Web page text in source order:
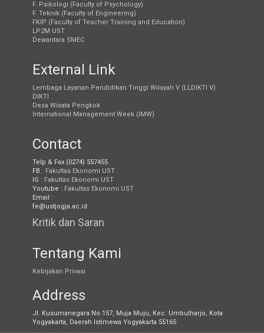
F. Psikologi (Faculty of Psychology)
F. Teknik (Faculty of Engineering)
FKIP (Faculty of Teacher Training and Education)
LP2M UST
Dewantara SMEC
External Link
Lembaga Layanan Pendidikan Tinggi Wilayah V (LLDIKTI V)
DIKTI
Desa Wisata Pengkok
International Management Week (IMW)
Contact
Telp & Fax (0274) 557455
FB : Fakultas Ekonomi UST
IG : Fakultas Ekonomi UST
Youtube : Fakultas Ekonomi UST
Email :
fe@ustjogja.ac.id
Kritik dan Saran
Tentang Kami
Kebijakan Privasi
Address
Jl. Kusumanegara No.157, Muja Muju, Kec. Umbulharjo, Kota
Yogyakarta, Daerah Istimewa Yogyakarta 55165